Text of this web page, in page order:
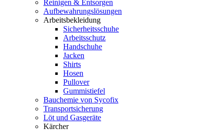
Reinigen & Entsorgen
Aufbewahrungslösungen
Arbeitsbekleidung
Sicherheitsschuhe
Arbeitsschutz
Handschuhe
Jacken
Shirts
Hosen
Pullover
Gummistiefel
Bauchemie von Sycofix
Transportsicherung
Löt und Gasgeräte
Kärcher